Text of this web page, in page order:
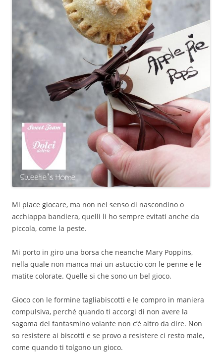
Mi piace giocare, ma non nel senso di nascondino o
acchiappa bandiera, quelli li ho sempre evitati anche da
piccola, come la peste.
Mi porto in giro una borsa che neanche Mary Poppins,
nella quale non manca mai un astuccio con le penne e le
matite colorate. Quelle si che sono un bel gioco.
Gioco con le formine tagliabiscotti e le compro in maniera
compulsiva, perché quando ti accorgi di non avere la
sagoma del fantasmino volante non c’è altro da dire. Non
so resistere ai biscotti e se provo a resistere ci resto male,
come quando ti tolgono un gioco.